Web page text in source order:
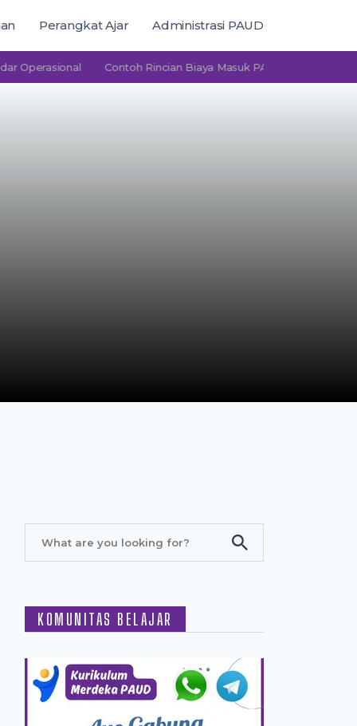
Perangkat Ajar Administrasi PAUD
Contoh Rincian Biaya Masuk PAUD Peserta Didik Baru
KOMUNITAS BELAJAR